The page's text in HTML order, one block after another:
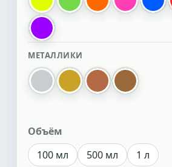
лимонныйзеленыйоранжевый
розовый
фиолетовый
МЕТАЛЛИКИ
сереброзолотоймедь перламутр
бронза
Объём
100 мл
500 мл 1 л